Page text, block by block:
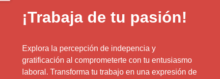
¡Trabaja de tu pasión!
Explora la percepción de indepencia y
gratificación al comprometerte con tu entusiasmo
laboral. Transforma tu trabajo en una expresión de